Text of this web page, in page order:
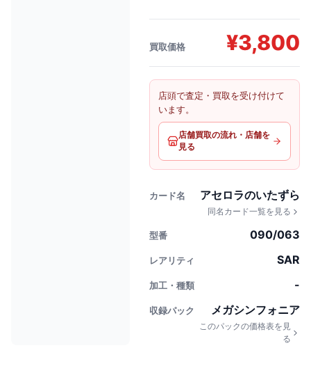
買取価格 ¥3,800
店頭で査定・買取を受け付けて
います。
店舗買取の流れ・店舗を
見る
カード名 アセロラのいたずら
同名カード一覧を見る
型番 090/063
レアリティ SAR
加工・種類 -
収録パック メガシンフォニア
このパックの価格表を見
る